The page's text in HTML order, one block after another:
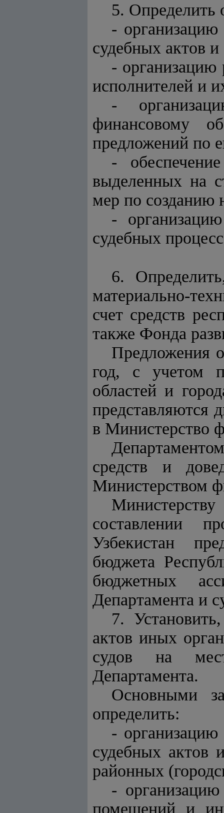
5. Определить
- организацию
судебных актов
- организацию
исполнителей и
-
финансовому
предложений по
-
выделенных на
мер по созданию
-
судебных
6.
материально-
счет средств
также Фонда
Предложения
год, с учетом
областей и
представляются
в Министерство
средств и
Министерством
составлении
Узбекистан
бюджета
бюджетных
Департамента и
7.
актов иных
судов на
Департамента.
Основными
определить:
- организацию
судебных актов
районных
-
помещений и